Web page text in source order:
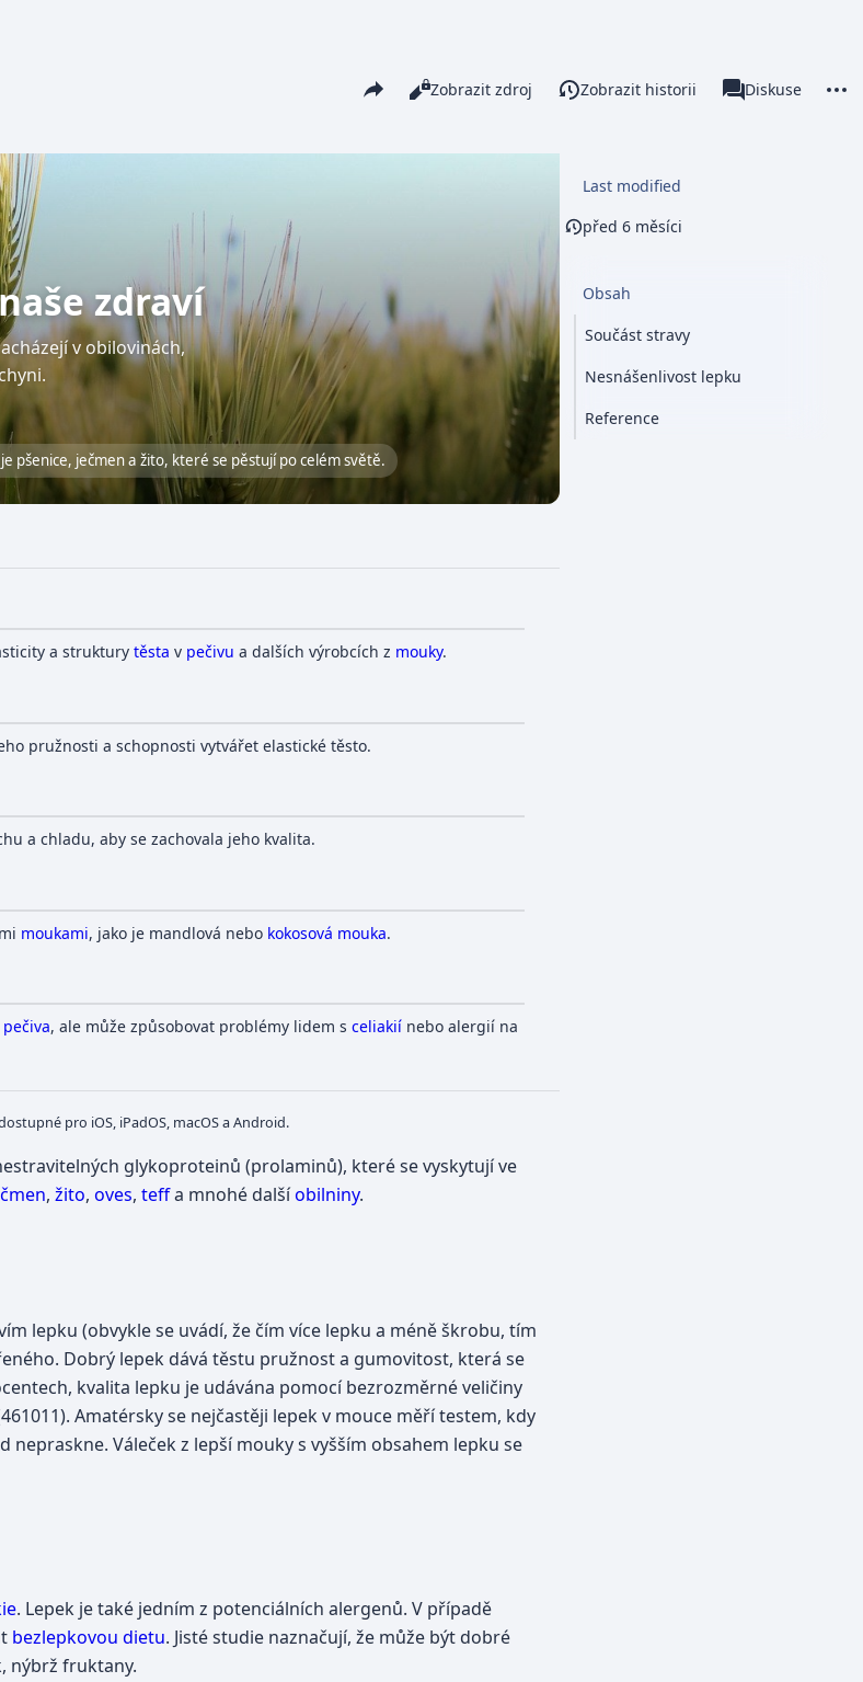
Share this pageZobrazení
Číst
Zobrazit zdroj Zobrazit historii associated-pages
Stránka
Diskuse
zdraví
v obilovinách,
pšenice, ječmen a žito, které se pěstují po celém světě.
a struktury těsta v pečivu a dalších výrobcích z mouky.
pružnosti a schopnosti vytvářet elastické těsto.
a chladu, aby se zachovala jeho kvalita.
moukami, jako je mandlová nebo kokosová mouka.
pečiva, ale může způsobovat problémy lidem s celiakiínebo alergií na
pro iOS, iPadOS, macOS a Android.
glykoproteinů (prolaminů), které se vyskytují ve
, žito, oves, teffa mnohé dalšíobilniny.
lepku (obvykle se uvádí, že čím více lepku a méně škrobu, tím
Dobrý lepek dává těstu pružnost a gumovitost, která se
kvalita lepku je udávána pomocí bezrozměrné veličiny
Amatérsky se nejčastěji lepek v mouce měří testem, kdy
nepraskne. Váleček z lepší mouky s vyšším obsahem lepku se
. Lepek je také jedním z potenciálních alergenů. V případě
bezlepkovou dietu. Jisté studie naznačují, že může být dobré
nýbrž fruktany.
Last modified
před 6 měsíci
Obsah
Součást stravy
Nesnášenlivost lepku
Reference